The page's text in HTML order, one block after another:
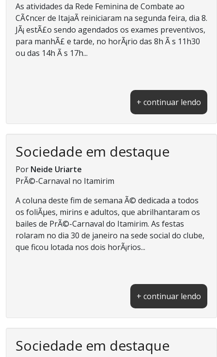
As atividades da Rede Feminina de Combate ao
CÃ¢ncer de ItajaÃ­ reiniciaram na segunda feira, dia 8.
JÃ¡ estÃ£o sendo agendados os exames preventivos,
para manhÃ£ e tarde, no horÃ¡rio das 8h Ã s 11h30
ou das 14h Ã s 17h...
+ continuar lendo
Sociedade em destaque
Por Neide Uriarte
PrÃ©-Carnaval no Itamirim
A coluna deste fim de semana Ã© dedicada a todos
os foliÃµes, mirins e adultos, que abrilhantaram os
bailes de PrÃ©-Carnaval do Itamirim. As festas
rolaram no dia 30 de janeiro na sede social do clube,
que ficou lotada nos dois horÃ¡rios...
+ continuar lendo
Sociedade em destaque